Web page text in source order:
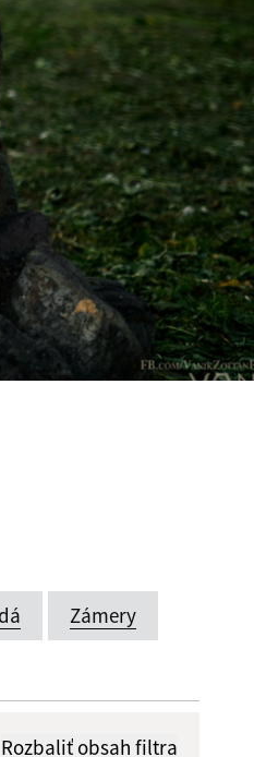
Zámery
Rozbaliť obsah filtra